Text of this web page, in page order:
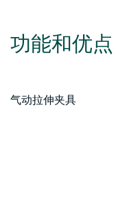
功能和优点
气动拉伸夹具